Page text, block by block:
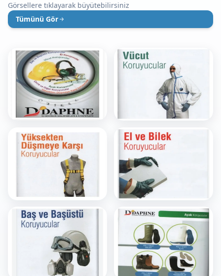
Görsellere tıklayarak büyütebilirsiniz
Tümünü Gör